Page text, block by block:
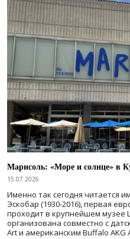
Марисоль: «Море и солнце» в
15.07.2026
Именно так сегодня читается
Эскобар (1930-2016), первая
проходит в крупнейшем музее
организована совместно с
Art и американским Buffalo AKG